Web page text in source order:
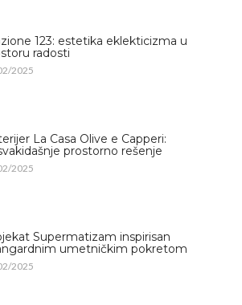
123: estetika eklekticizma u
radosti
2025
La Casa Olive e Capperi:
prostorno rešenje
2025
Supermatizam inspirisan
umetničkim pokretom
2025